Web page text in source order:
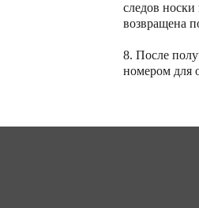
следов
возвращена
8. После
номером для